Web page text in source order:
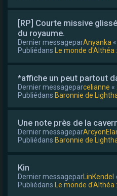
[RP] Courte missive
du royaume.
Dernier messageparAnyanka «
Publiédans
Le monde
*affiche un peut partout
Dernier messageparcelianne «
Publiédans Baronnie de
Une note près de la
Dernier messagepar
Publiédans Baronnie de
Kin
Dernier messagepar LinKendel
Publiédans
Le monde